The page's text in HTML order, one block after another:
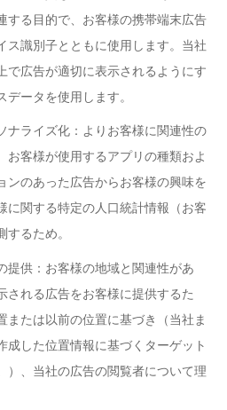
する目的で、お客様の携帯端末広告
ス識別子とともに使用します。当社
で広告が適切に表示されるようにす
ータを使用します。
ナライズ化：よりお客様に関連性の
お客様が使用するアプリの種類およ
ンのあった広告からお客様の興味を
に関する特定の人口統計情報（お客
るため。
提供：お客様の地域と関連性があ
される広告をお客様に提供するた
または以前の位置に基づき（当社ま
成した位置情報に基づくターゲット
）、当社の広告の閲覧者について理